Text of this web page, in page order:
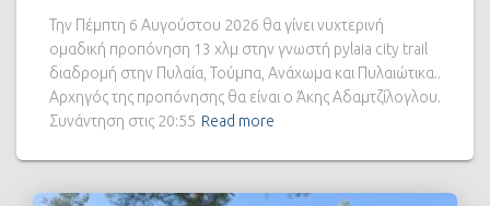
Την Πέμπτη 6 Αυγούστου 2026 θα γίνει νυχτερινή
ομαδική προπόνηση 13 χλμ στην γνωστή pylaia city trail
διαδρομή στην Πυλαία, Τούμπα, Ανάχωμα και Πυλαιώτικα..
Αρχηγός της προπόνησης θα είναι ο Άκης Αδαμτζίλογλου.
Συνάντηση στις 20:55 Read more